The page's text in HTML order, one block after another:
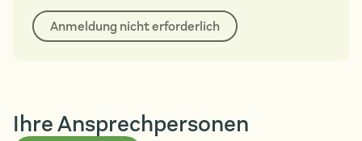
Anmeldung nicht erforderlich
Ihre Ansprech­personen